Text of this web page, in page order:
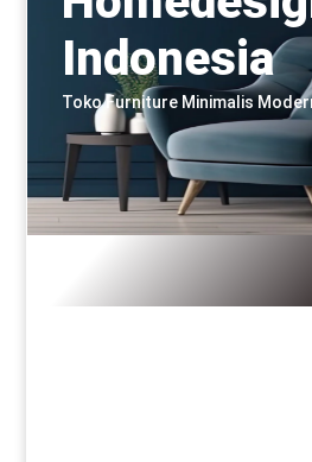
Indonesia
Toko Furniture Minimalis